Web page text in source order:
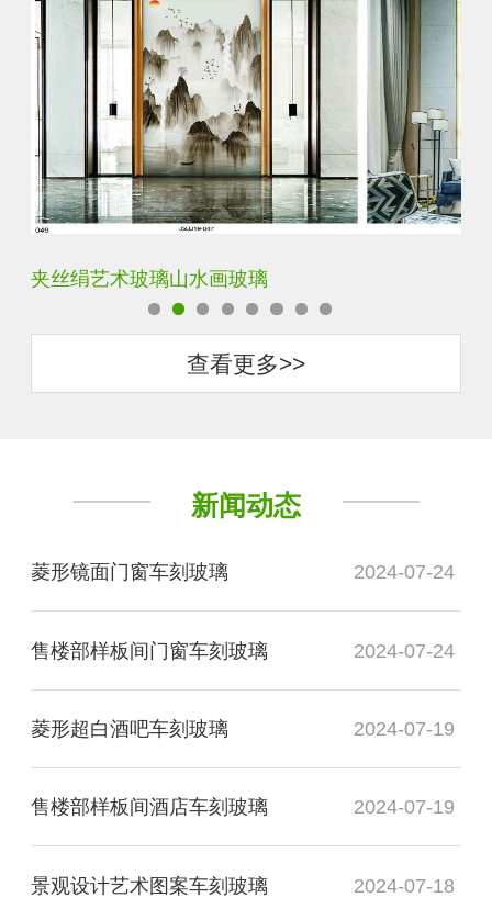
水默意境水墨山水画玻璃
查看更多>>
新闻动态
菱形镜面门窗车刻玻璃 2024-07-24
售楼部样板间门窗车刻玻璃 2024-07-24
菱形超白酒吧车刻玻璃 2024-07-19
售楼部样板间酒店车刻玻璃 2024-07-19
景观设计艺术图案车刻玻璃 2024-07-18